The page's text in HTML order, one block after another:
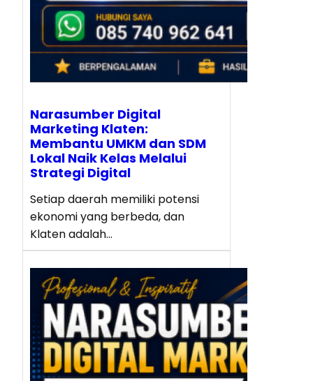
Narasumber Digital
Marketing Klaten:
Membantu UMKM dan SDM
Lokal Naik Kelas Melalui
Strategi Digital
Setiap daerah memiliki potensi
ekonomi yang berbeda, dan
Klaten adalah…